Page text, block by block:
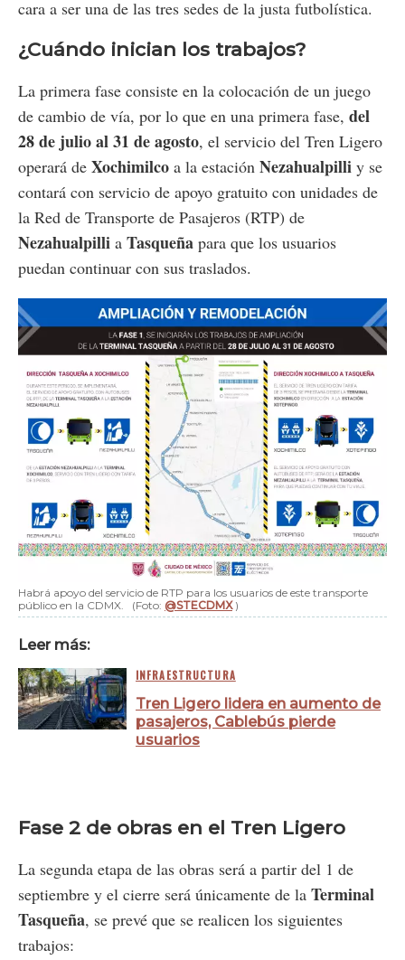
cara a ser una de las tres sedes de la justa futbolística.
¿Cuándo inician los trabajos?
La primera fase consiste en la colocación de un juego
de cambio de vía, por lo que en una primera fase, del
28 de julio al 31 de agosto, el servicio del Tren Ligero
operará de Xochimilco a la estación Nezahualpilli y se
contará con servicio de apoyo gratuito con unidades de
la Red de Transporte de Pasajeros (RTP) de
Nezahualpilli a Tasqueña para que los usuarios
puedan continuar con sus traslados.
Habrá apoyo del servicio de RTP para los usuarios de este transporte
público en la CDMX.
(Foto: @STECDMX )
Leer más:
INFRAESTRUCTURA
Tren Ligero lidera en aumento de
pasajeros, Cablebús pierde
usuarios
Fase 2 de obras en el Tren Ligero
La segunda etapa de las obras será a partir del 1 de
septiembre y el cierre será únicamente de la Terminal
Tasqueña, se prevé que se realicen los siguientes
trabajos: